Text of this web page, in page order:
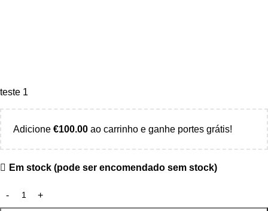
teste 1
Adicione €100.00 ao carrinho e ganhe portes grátis!
Em stock (pode ser encomendado sem stock)